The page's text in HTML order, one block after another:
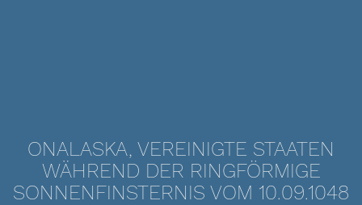
ONALASKA, VEREINIGTE STAATEN
WÄHREND DER RINGFÖRMIGE
SONNENFINSTERNIS VOM 10.09.1048